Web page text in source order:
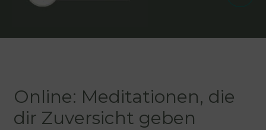
Online: Meditationen, die
dir Zuversicht geben